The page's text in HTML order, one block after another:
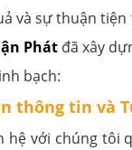
và sự thuận tiện
Phátđã xây
bạch:
thông tin và
hệ với chúng tôi